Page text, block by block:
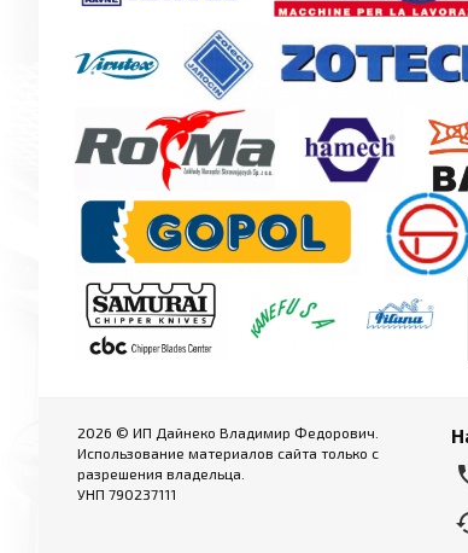
2026 © ИП Дайнеко Владимир Федорович.
Использование материалов сайта только с
разрешения владельца.
УНП 790237111